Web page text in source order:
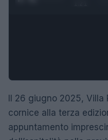
Il 26 giugno 2025, Villa
cornice alla terza
appuntamento